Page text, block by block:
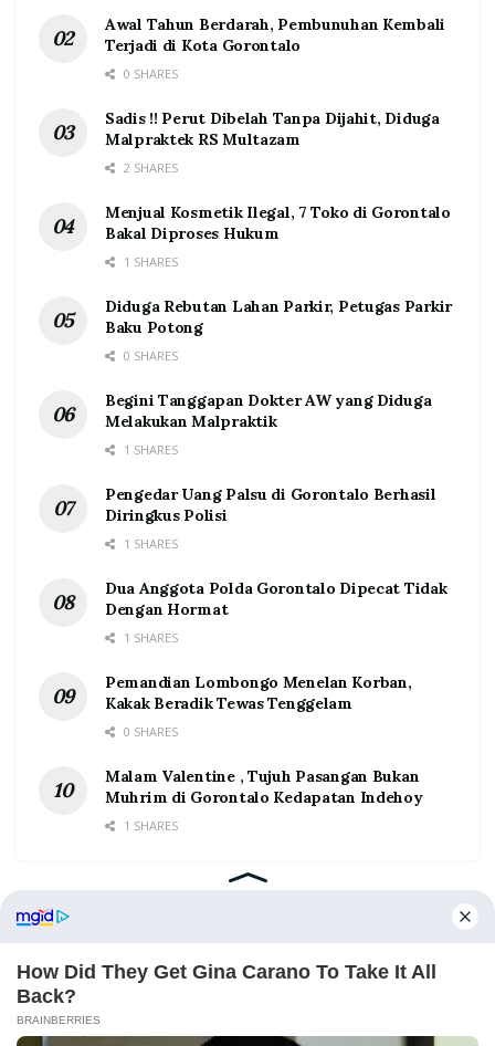
Awal Tahun Berdarah, Pembunuhan Kembali
Terjadi di Kota Gorontalo
0 SHARES
Sadis !! Perut Dibelah Tanpa Dijahit, Diduga
Malpraktek RS Multazam
2 SHARES
Menjual Kosmetik Ilegal, 7 Toko di Gorontalo
Bakal Diproses Hukum
1 SHARES
Diduga Rebutan Lahan Parkir, Petugas Parkir
Baku Potong
0 SHARES
Begini Tanggapan Dokter AW yang Diduga
Melakukan Malpraktik
1 SHARES
Pengedar Uang Palsu di Gorontalo Berhasil
Diringkus Polisi
1 SHARES
Dua Anggota Polda Gorontalo Dipecat Tidak
Dengan Hormat
1 SHARES
Pemandian Lombongo Menelan Korban,
Kakak Beradik Tewas Tenggelam
0 SHARES
Malam Valentine , Tujuh Pasangan Bukan
Muhrim di Gorontalo Kedapatan Indehoy
1 SHARES
Home Tentang Kontak Redaksi Pedoman Media Siber